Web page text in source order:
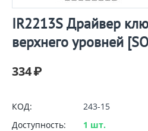
IR2213S Драйвер
верхнего уровней
334₽
КОД:
243-15
Доступность:
1 шт.